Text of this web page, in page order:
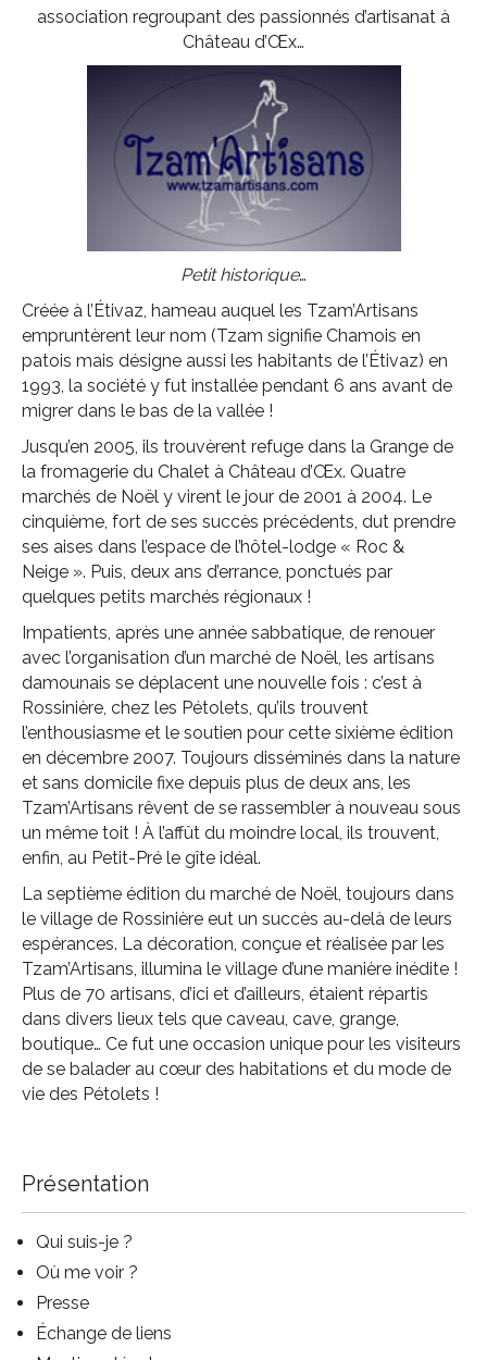
association regroupant des passionnés d’artisanat à
Château d’Œx…
Petit historique…
Créée à l’Étivaz, hameau auquel les Tzam’Artisans
empruntèrent leur nom (Tzam signifie Chamois en
patois mais désigne aussi les habitants de l’Étivaz) en
1993, la société y fut installée pendant 6 ans avant de
migrer dans le bas de la vallée !
Jusqu’en 2005, ils trouvèrent refuge dans la Grange de
la fromagerie du Chalet à Château d’Œx. Quatre
marchés de Noël y virent le jour de 2001 à 2004. Le
cinquième, fort de ses succès précédents, dut prendre
ses aises dans l’espace de l’hôtel-lodge « Roc &
Neige ». Puis, deux ans d’errance, ponctués par
quelques petits marchés régionaux !
Impatients, après une année sabbatique, de renouer
avec l’organisation d’un marché de Noël, les artisans
damounais se déplacent une nouvelle fois : c’est à
Rossinière, chez les Pétolets, qu’ils trouvent
l’enthousiasme et le soutien pour cette sixième édition
en décembre 2007. Toujours disséminés dans la nature
et sans domicile fixe depuis plus de deux ans, les
Tzam’Artisans rêvent de se rassembler à nouveau sous
un même toit ! À l’affût du moindre local, ils trouvent,
enfin, au Petit-Pré le gîte idéal.
La septième édition du marché de Noël, toujours dans
le village de Rossinière eut un succès au-delà de leurs
espérances. La décoration, conçue et réalisée par les
Tzam’Artisans, illumina le village d’une manière inédite !
Plus de 70 artisans, d’ici et d’ailleurs, étaient répartis
dans divers lieux tels que caveau, cave, grange,
boutique… Ce fut une occasion unique pour les visiteurs
de se balader au cœur des habitations et du mode de
vie des Pétolets !
Présentation
Qui suis-je ?
Où me voir ?
Presse
Échange de liens